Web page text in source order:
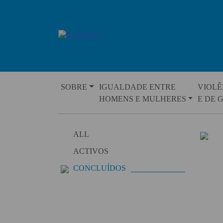
SOBRE
IGUALDADE ENTRE
HOMENS E MULHERES
E DE
ALL
ACTIVOS
CONCLUÍDOS